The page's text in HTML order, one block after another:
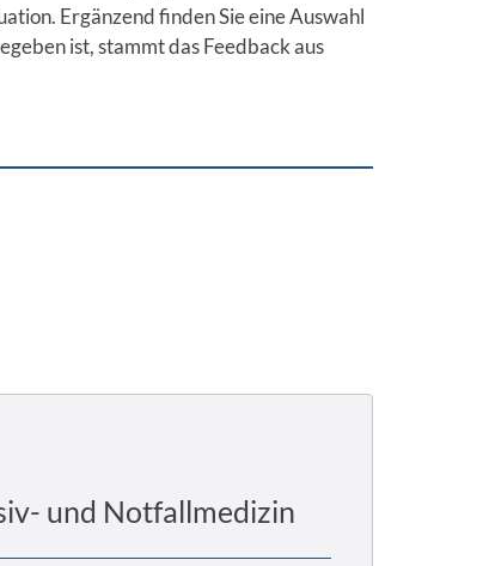
Ergänzend finden Sie eine Auswahl
ist, stammt das Feedback aus
und Notfallmedizin